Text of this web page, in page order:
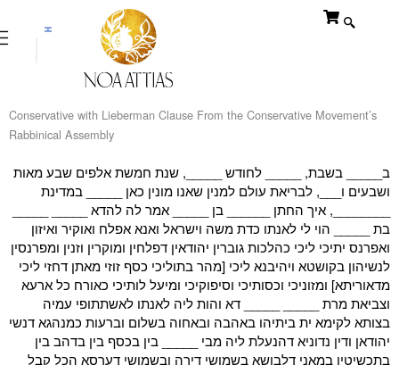
to
content
Conservative with Lieberman Clause From the Conservative Movement’s
Rabbinical Assembly
ב_____ בשבת, _____ לחודש _____, שנת חמשת אלפים שבע מאות
ושבעים ו___, לבריאת עולם למנין שאנו מונין כאן _____ במדינת
________, איך החתן ______ בן _____ אמר לה להדא _____ _____
בת _____ הוי לי לאנתו כדת משה וישראל ואנא אפלח ואוקיר ואיזון
ואפרנס יתיכי ליכי כהלכות גוברין יהודאין דפלחין ומוקרין וזנין ומפרנסין
לנשיהון בקושטא ויהיבנא ליכי [מהר בתוליכי כסף זוזי מאתן דחזי ליכי
מדאוריתא] ומזוניכי וכסותיכי וסיפוקיכי ומיעל לותיכי כאורח כל ארעא
וצביאת מרת _____ _____ דא והות ליה לאנתו לאשתתופי עמיה
בצותא לקימא ית ביתיהו באהבה ובאחוה בשלום וברעות כמנהגא דנשי
יהודאן ודין נדוניא דהנעלת ליה מבי _____ בין בכסף בין בדהב בין
בתכשיטין במאני דלבושא בשמושי דירה ובשמושי דערסא הכל קבל